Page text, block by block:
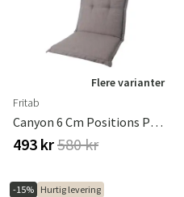
Flere varianter
Fritab
Canyon 6 Cm Positions Pude Strukturdralon Antikrosa
493 kr580 kr
-15% Hurtig levering